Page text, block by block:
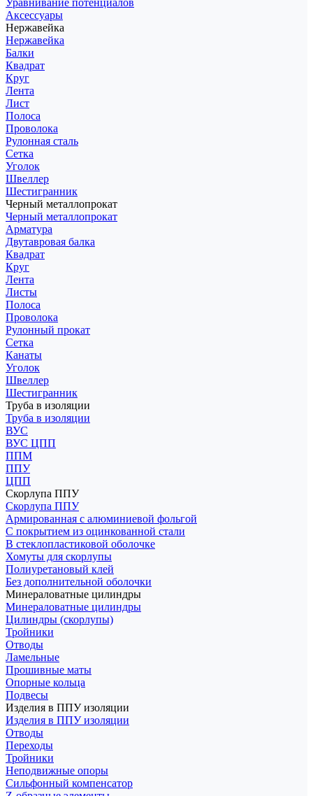
Уравнивание потенциалов
Аксессуары
Нержавейка
Нержавейка
Балки
Квадрат
Круг
Лента
Лист
Полоса
Проволока
Рулонная сталь
Сетка
Уголок
Швеллер
Шестигранник
Черный металлопрокат
Черный металлопрокат
Арматура
Двутавровая балка
Квадрат
Круг
Лента
Листы
Полоса
Проволока
Рулонный прокат
Сетка
Канаты
Уголок
Швеллер
Шестигранник
Труба в изоляции
Труба в изоляции
ВУС
ВУС ЦПП
ППМ
ППУ
ЦПП
Скорлупа ППУ
Скорлупа ППУ
Армированная с алюминиевой фольгой
С покрытием из оцинкованной стали
В стеклопластиковой оболочке
Хомуты для скорлупы
Полиуретановый клей
Без дополнительной оболочки
Минераловатные цилиндры
Минераловатные цилиндры
Цилиндры (скорлупы)
Тройники
Отводы
Ламельные
Прошивные маты
Опорные кольца
Подвесы
Изделия в ППУ изоляции
Изделия в ППУ изоляции
Отводы
Переходы
Тройники
Неподвижные опоры
Cильфонный компенсатор